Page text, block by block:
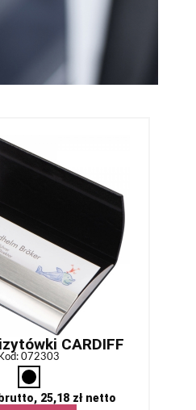
CARDIFF
Kod: 072303
brutto, 25,18 złnetto